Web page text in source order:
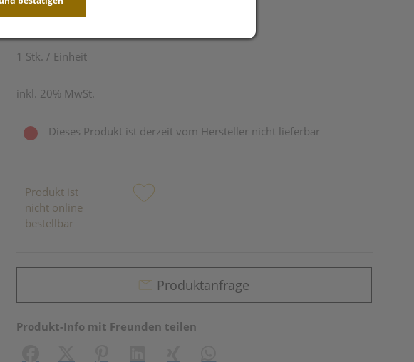
1 Stk. / Einheit
inkl. 20% MwSt.
Dieses Produkt ist derzeit vom Hersteller nicht lieferbar
Produkt ist
nicht online
bestellbar
Produktanfrage
Produkt-Info mit Freunden teilen